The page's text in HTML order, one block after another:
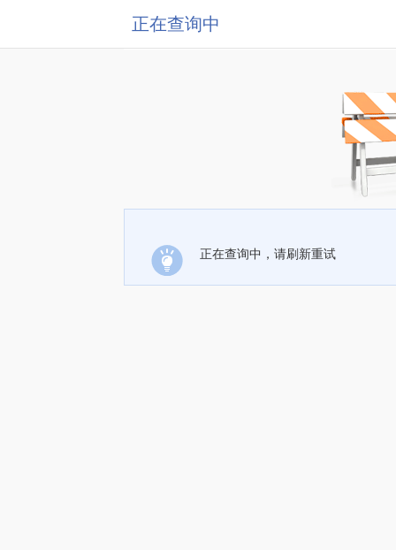
正在查询中
正在查询中，请刷新重试